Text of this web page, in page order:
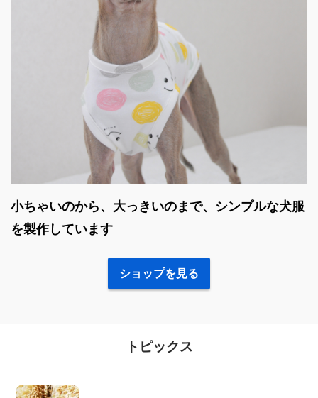
小ちゃいのから、大っきいのまで、シンプルな犬服
を製作しています
ショップを見る
トピックス